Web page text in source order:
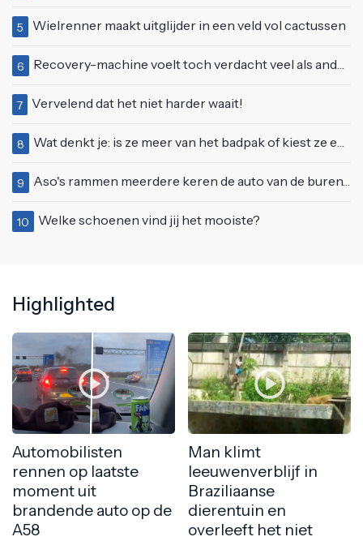
5 Wielrenner maakt uitglijder in een veld vol cactussen
6 Recovery-machine voelt toch verdacht veel als ander soort work-out
7 Vervelend dat het niet harder waait!
8 Wat denkt je: is ze meer van het badpak of kiest ze eerder voor een bikini?
9 Aso's rammen meerdere keren de auto van de buren, maar doen alsof er niets gebeurd is
10 Welke schoenen vind jij het mooiste?
Highlighted
Automobilisten
rennen op laatste
moment uit
brandende auto op de
A58
Man klimt
leeuwenverblijf in
Braziliaanse
dierentuin en
overleeft het niet